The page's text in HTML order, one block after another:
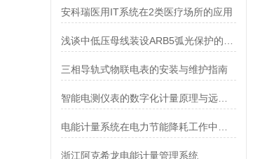
安科瑞医用IT系统在2类医疗场所的应用
三相导轨式物联电表的安装与维护指南
智能电测仪表的数字化计量原理与远程抄表应用
浙江阿克希龙电能计量管理系统